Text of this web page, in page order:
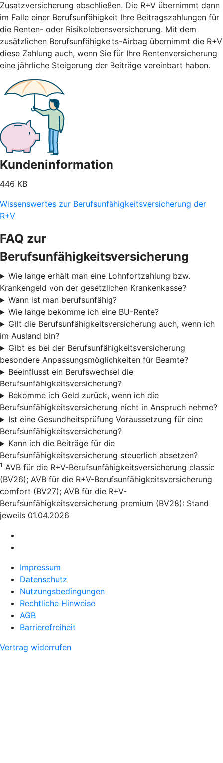
Zusatzversicherung abschließen. Die R+V übernimmt dann
im Falle einer Berufsunfähigkeit Ihre Beitragszahlungen für
die Renten- oder Risikolebensversicherung. Mit dem
zusätzlichen Berufsunfähigkeits-Airbag übernimmt die R+V
diese Zahlung auch, wenn Sie für Ihre Rentenversicherung
eine jährliche Steigerung der Beiträge vereinbart haben.
Kundeninformation
446 KB
Wissenswertes zur Berufsunfähigkeitsversicherung der
R+V
FAQ zur
Berufsunfähigkeitsversicherung
Wie lange erhält man eine Lohnfortzahlung bzw.
Krankengeld von der gesetzlichen Krankenkasse?
Wann ist man berufsunfähig?
Wie lange bekomme ich eine BU-Rente?
Gilt die Berufsunfähigkeitsversicherung auch, wenn ich
im Ausland bin?
Gibt es bei der Berufsunfähigkeitsversicherung
besondere Anpassungsmöglichkeiten für Beamte?
Beeinflusst ein Berufswechsel die
Berufsunfähigkeitsversicherung?
Bekomme ich Geld zurück, wenn ich die
Berufsunfähigkeitsversicherung nicht in Anspruch nehme?
Ist eine Gesundheitsprüfung Voraussetzung für eine
Berufsunfähigkeitsversicherung?
Kann ich die Beiträge für die
Berufsunfähigkeitsversicherung steuerlich absetzen?
1 AVB für die R+V-Berufsunfähigkeitsversicherung classic
(BV26); AVB für die R+V-Berufsunfähigkeitsversicherung
comfort (BV27); AVB für die R+V-
Berufsunfähigkeitsversicherung premium (BV28): Stand
jeweils 01.04.2026
Impressum
Datenschutz
Nutzungsbedingungen
Rechtliche Hinweise
AGB
Barrierefreiheit
Vertrag widerrufen